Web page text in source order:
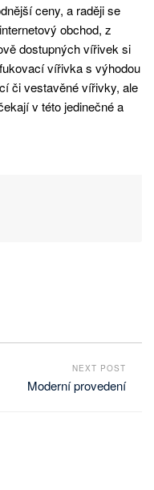
ceny, a raději se
obchod, z
dostupných vířivek si
vířivka s výhodou
či vestavěné vířivky, ale
v této jedinečné a
NEXT POST
Moderní provedení